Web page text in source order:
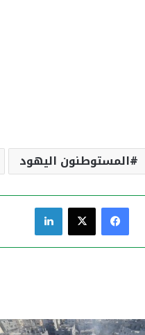
المستوطنون اليهود
فيسبوك